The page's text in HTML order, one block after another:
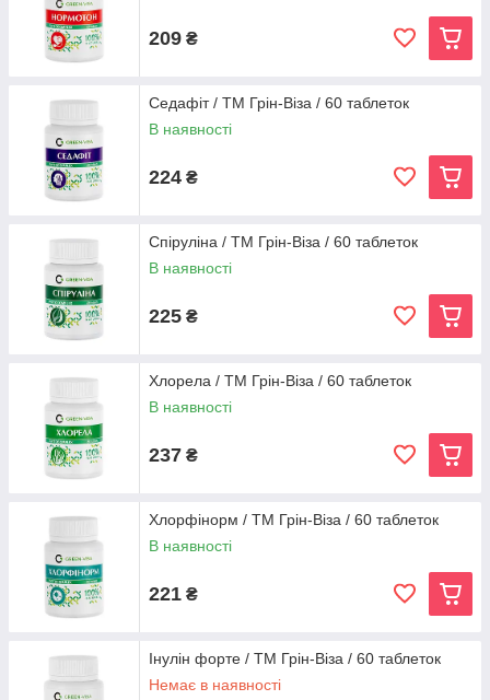
209 ₴
Седафіт / ТМ Грін-Віза / 60 таблеток
В наявності
224 ₴
Спіруліна / ТМ Грін-Віза / 60 таблеток
В наявності
225 ₴
Хлорела / ТМ Грін-Віза / 60 таблеток
В наявності
237 ₴
Хлорфінорм / ТМ Грін-Віза / 60 таблеток
В наявності
221 ₴
Інулін форте / ТМ Грін-Віза / 60 таблеток
Немає в наявності